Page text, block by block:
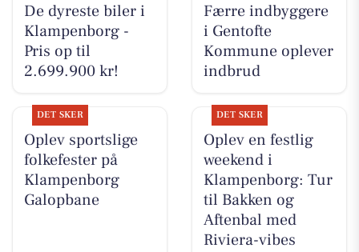
De dyreste biler i
Klampenborg -
Pris op til
2.699.900 kr!
Færre indbyggere
i Gentofte
Kommune oplever
indbrud
DET SKER
Oplev sportslige
folkefester på
Klampenborg
Galopbane
DET SKER
Oplev en festlig
weekend i
Klampenborg: Tur
til Bakken og
Aftenbal med
Riviera-vibes